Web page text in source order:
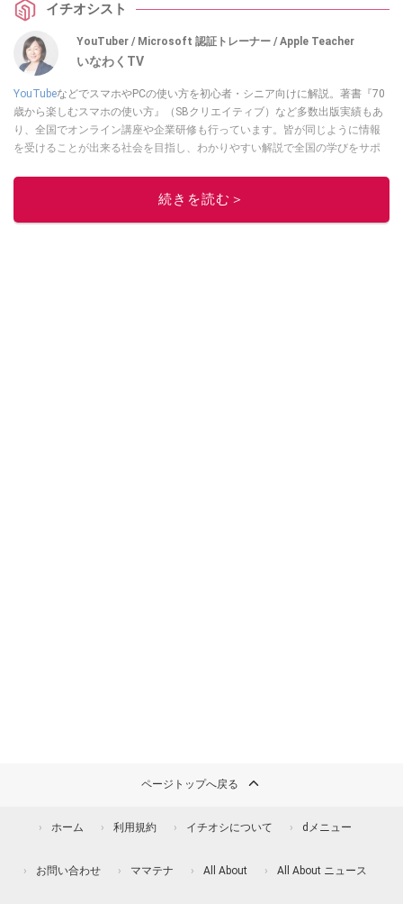
ぜひ動画と合わせてチェックしてみてください。
イチオシスト
YouTuber / Microsoft 認証トレーナー / Apple Teacher
いなわくTV
YouTubeなどでスマホやPCの使い方を初心者・シニア向けに解説。著書『70
歳から楽しむスマホの使い方』（SBクリエイティブ）など多数出版実績もあ
り、全国でオンライン講座や企業研修も行っています。皆が同じように情報
を受けることが出来る社会を目指し、わかりやすい解説で全国の学びをサポ
このイチオシストの他の記事を読む
続きを読む＞
ページトップへ戻る
ホーム 利用規約 イチオシについて dメニュー
お問い合わせ ママテナ All About All About ニュース